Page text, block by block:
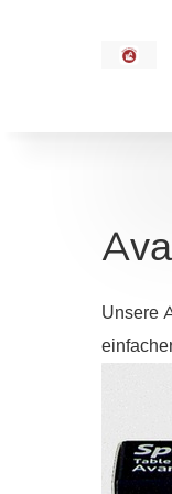
Unsere